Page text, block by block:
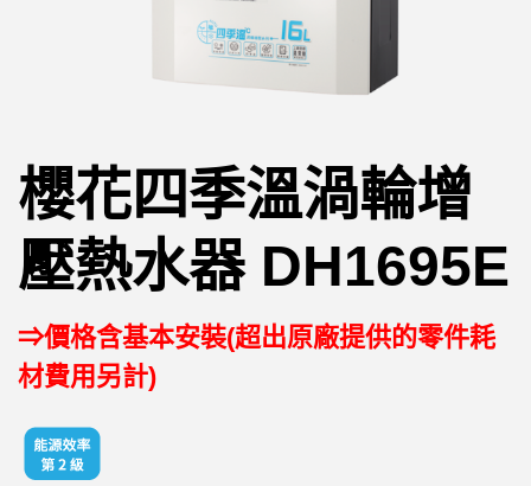
櫻花四季溫渦輪增
壓熱水器 DH1695E
⇒價格含基本安裝(超出原廠提供的零件耗
材費用另計)